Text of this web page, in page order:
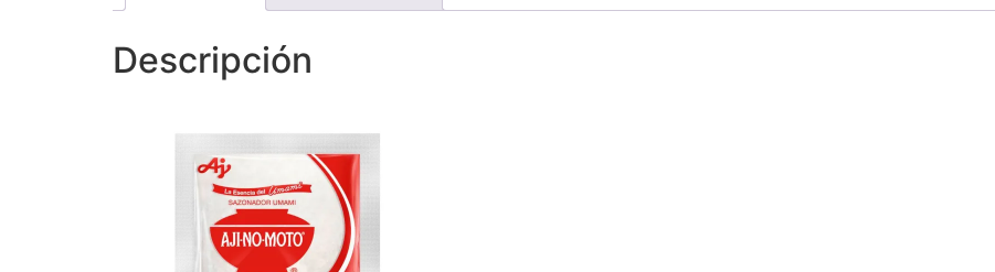
Descripción